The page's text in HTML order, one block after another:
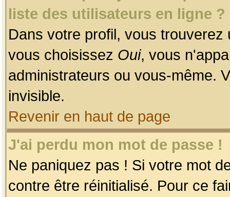
liste des utilisateurs en ligne ?
Dans votre profil, vous
vous choisissez Oui, vous
administrateurs ou vous-même.
invisible.
Revenir en haut de page
J'ai perdu mon mot de passe !
Ne paniquez pas ! Si votre mot
contre être réinitialisé. Pour ce